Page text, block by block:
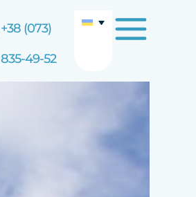
+38 (073)
835-49-52